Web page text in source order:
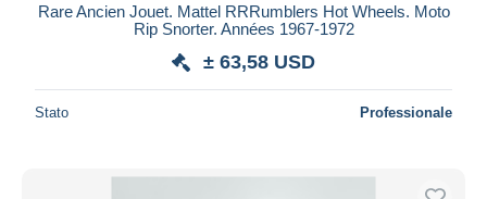
Rare Ancien Jouet. Mattel RRRumblers Hot Wheels. Moto
Rip Snorter. Années 1967-1972
± 63,58 USD
Stato Professionale